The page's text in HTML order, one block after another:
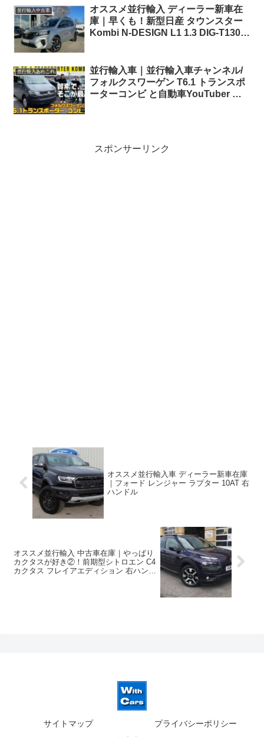
並行輸入中古車
オススメ並行輸入 ディーラー新車在
庫｜早くも！新型日産 タウンスター
Kombi N-DESIGN L1 1.3 DIG-T130
並行輸入あれこれ
並行輸入車｜並行輸入車チャンネル/
フォルクスワーゲン T6.1 トランスポ
ーターコンビ と自動車YouTuber ウ
スポンサーリンク
オススメ並行輸入車 ディーラー新車在庫
｜フォード レンジャー ラプター 10AT 右
ハンドル
オススメ並行輸入 中古車在庫｜やっぱり
カクタスが好き②！前期型シトロエン C4
カクタス フレイアエディション 右ハンド
サイトマップ
プライバシーポリシー